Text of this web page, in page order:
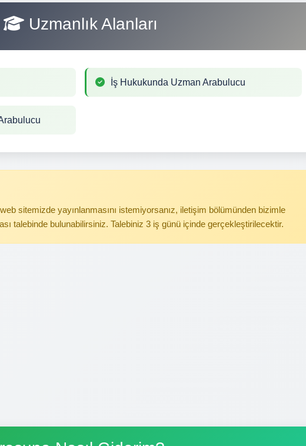
Uzmanlık Alanları
İş Hukukunda Uzman Arabulucu
sitemizde yayınlanmasını istemiyorsanız, iletişim bölümünden bizimle
talebinde bulunabilirsiniz. Talebiniz 3 iş günü içinde gerçekleştirilecektir.